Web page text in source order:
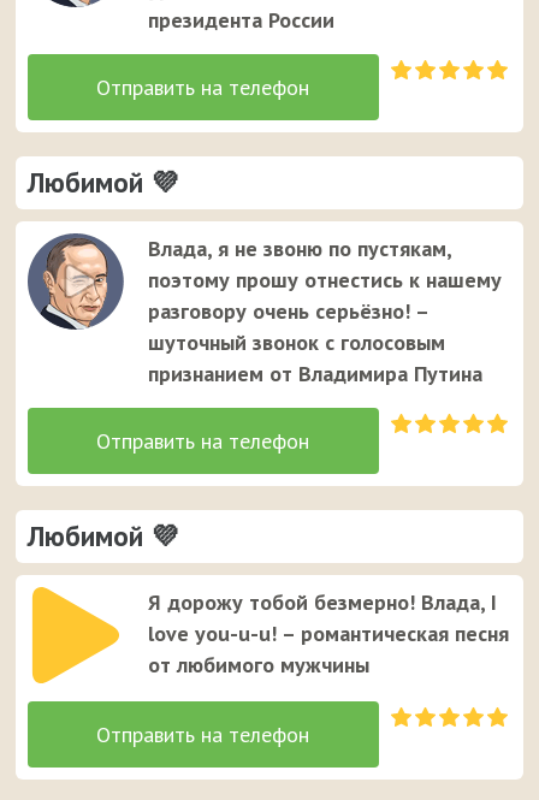
президента России
Любимой 💜
Влада, я не звоню по пустякам,
поэтому прошу отнестись к нашему
разговору очень серьёзно! –
шуточный звонок с голосовым
признанием от Владимира Путина
Любимой 💜
Я дорожу тобой безмерно! Влада, I
love you-u-u! – романтическая песня
от любимого мужчины